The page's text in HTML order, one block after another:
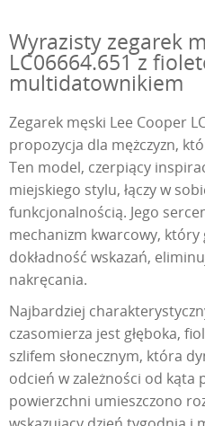
Wyrazisty zegarek
LC06664.651 z
multidatownikiem
Zegarek męski Lee Cooper
propozycja dla mężczyzn,
Ten model, czerpiący
miejskiego stylu, łączy w
funkcjonalnością. Jego
mechanizm kwarcowy,
dokładność wskazań,
nakręcania.
Najbardziej
czasomierza jest głęboka,
szlifem słonecznym, która
odcień w zależności od kąta
powierzchni umieszczono